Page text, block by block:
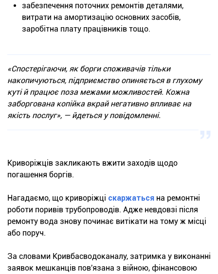
забезпечення поточних ремонтів деталями,
витрати на амортизацію основних засобів,
заробітна плату працівників тощо.
«Спостерігаючи, як борги споживачів тільки
накопичуються, підприємство опиняється в глухому
куті й працює поза межами можливостей. Кожна
заборгована копійка вкрай негативно впливає на
якість послуг», — йдеться у повідомленні.
Криворіжців закликають вжити заходів щодо
погашення боргів.
Нагадаємо, що криворіжці скаржаться на ремонтні
роботи поривів трубопроводів. Адже невдовзі після
ремонту вода знову починає витікати на тому ж місці
або поруч.
За словами Кривбасводоканалу, затримка у виконанні
заявок мешканців пов'язана з війною, фінансовою